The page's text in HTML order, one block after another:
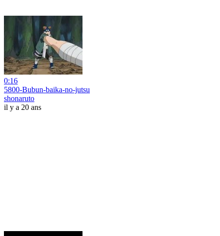
0:16
5800-Bubun-baika-no-jutsu
shonaruto
il y a 20 ans